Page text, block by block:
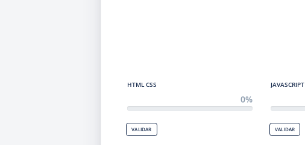
HTML CSS
0%
VALIDAR
JAVASCRIPT
VALIDAR